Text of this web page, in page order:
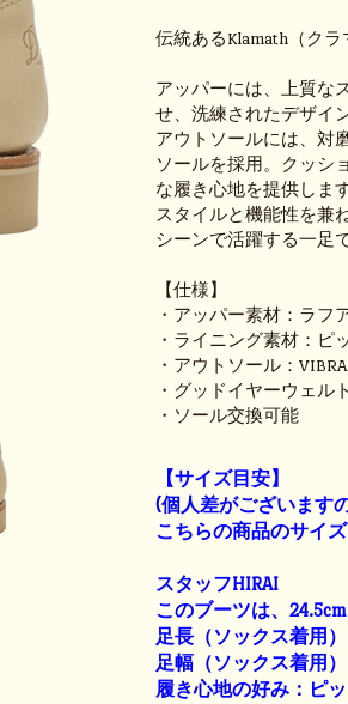
伝統あるKlamath（ク
アッパーには、上質な
せ、洗練されたデザイ
アウトソールには、対
ソールを採用。クッシ
な履き心地を提供します
スタイルと機能性を兼
シーンで活躍する一足
【仕様】
・アッパー素材：ラフ
・ライニング素材：ピ
・アウトソール：
・グッドイヤーウェル
・ソール交換可能
【サイズ目安】
(個人差がございます
こちらの商品のサイズ
スタッフHIRAI
このブーツは、
足長（ソックス着用
足幅（ソックス着用
履き心地の好み：ピ